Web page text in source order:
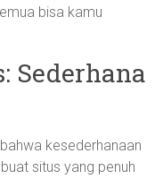
bisa kamu
Sederhana
kesederhanaan
situs yang penuh